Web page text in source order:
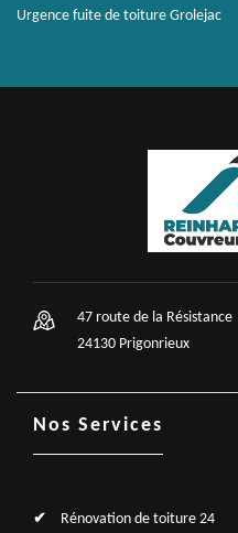
Urgence fuite de toiture Grolejac
47 route de la Résistance
24130 Prigonrieux
Nos Services
Rénovation de toiture 24